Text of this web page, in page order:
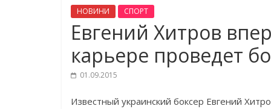
НОВИНИ СПОРТ
Евгений Хитров
карьере проведет
01.09.2015
Известный украинский боксер Евгений